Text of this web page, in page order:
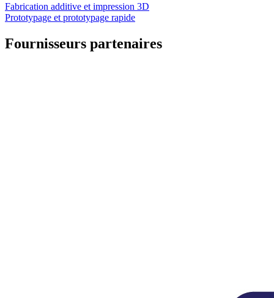
Fabrication additive et impression 3D
Prototypage et prototypage rapide
Fournisseurs partenaires